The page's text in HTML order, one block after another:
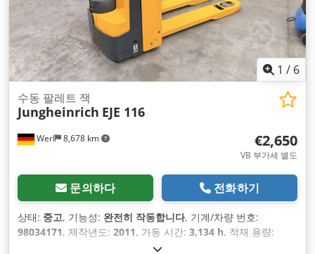
1 / 6
Werl 8,678 km
수동 팔레트 잭
Jungheinrich EJE 116
€2,650
VB 부가세 별도
문의하다 전화하기
상태: 중고, 기능성: 완전히 작동합니다, 기계/차량 번호:
98034171, 제작년도: 2011, 가동 시간: 3,134 h, 적재 용량:
, 구동 방식: